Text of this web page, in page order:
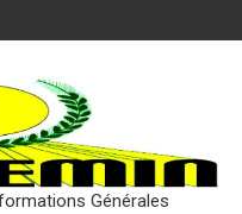
Générales